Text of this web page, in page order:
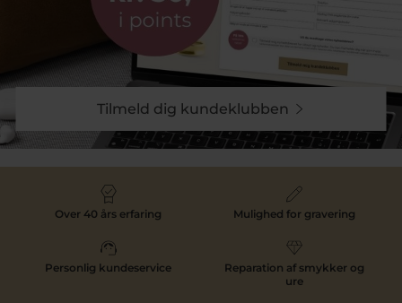
Tilmeld dig kundeklubben
Over 40 års erfaring Mulighed for gravering
Personlig kundeservice
Reparation af smykker og
ure